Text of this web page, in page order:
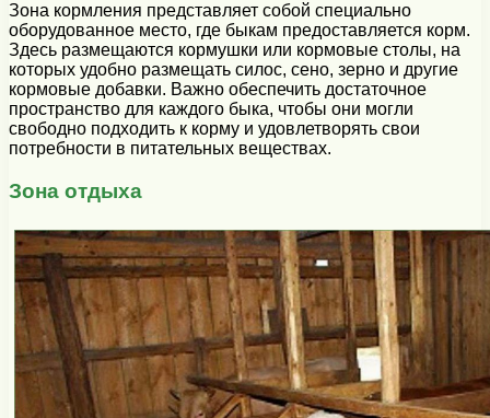
Зона кормления представляет собой специально
оборудованное место, где быкам предоставляется корм.
Здесь размещаются кормушки или кормовые столы, на
которых удобно размещать силос, сено, зерно и другие
кормовые добавки. Важно обеспечить достаточное
пространство для каждого быка, чтобы они могли
свободно подходить к корму и удовлетворять свои
потребности в питательных веществах.
Зона отдыха